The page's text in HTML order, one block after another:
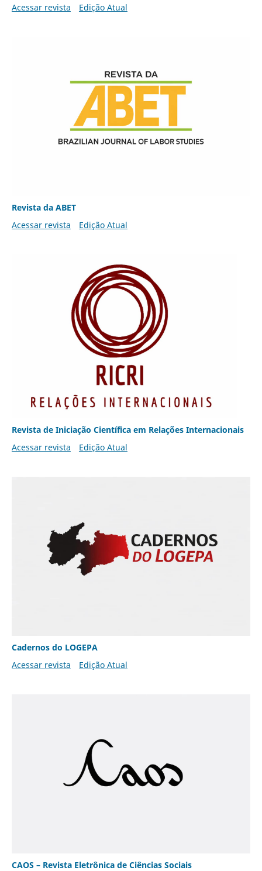
Acessar revista Edição Atual
Revista da ABET
Acessar revista
Edição Atual
Revista de Iniciação Científica em Relações Internacionais
Acessar revista
Edição Atual
Cadernos do LOGEPA
Acessar revista
Edição Atual
CAOS – Revista Eletrônica de Ciências Sociais